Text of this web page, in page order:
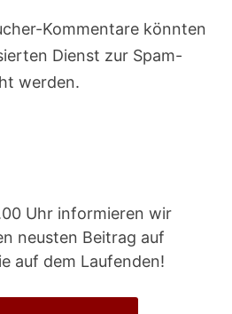
Kommentare könnten
Dienst zur Spam-
werden.
Uhr informieren wir
neusten Beitrag auf
auf dem Laufenden!